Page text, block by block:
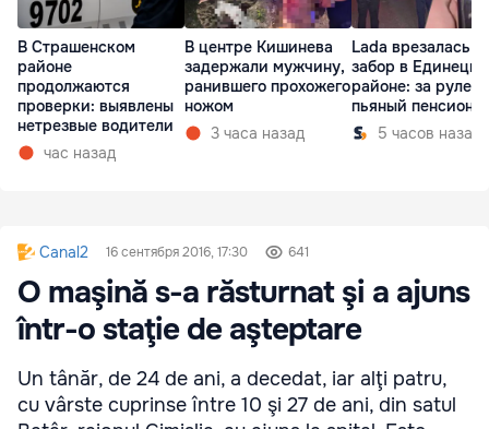
В Страшенском
районе
продолжаются
проверки: выявлены
нетрезвые водители
час назад
В центре Кишинева
задержали мужчину,
ранившего прохожего
ножом
3 часа назад
Lada врезалась в
забор в
районе: за рулем
пьяный
5 часов назад
Canal2 16 сентября 2016, 17:30 641
O maşină s-a răsturnat şi a ajuns
într-o staţie de aşteptare
Un tânăr, de 24 de ani, a decedat, iar alţi patru,
cu vârste cuprinse între 10 şi 27 de ani, din satul